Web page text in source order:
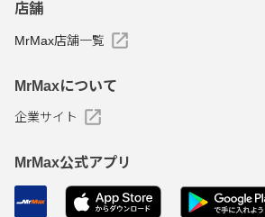
店舗
MrMax店舗一覧
MrMaxについて
企業サイト
MrMax公式アプリ